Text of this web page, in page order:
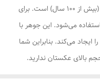
می‌شود. این فناوری دارای ماندگاری فوق بالا (بیش از ۱۰۰ سال) است. برای
می‌شود. این جوهر با
ایجاد می‌کند. بنابراین شما
بالای عکستان ندارید.